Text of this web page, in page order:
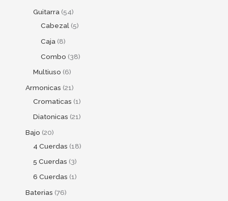
Guitarra 54
Cabezal 5
Caja 8
Combo 38
Multiuso 6
Armonicas 21
Cromaticas 1
Diatonicas 21
Bajo 20
4 Cuerdas 18
5 Cuerdas 3
6 Cuerdas 1
Baterias 76